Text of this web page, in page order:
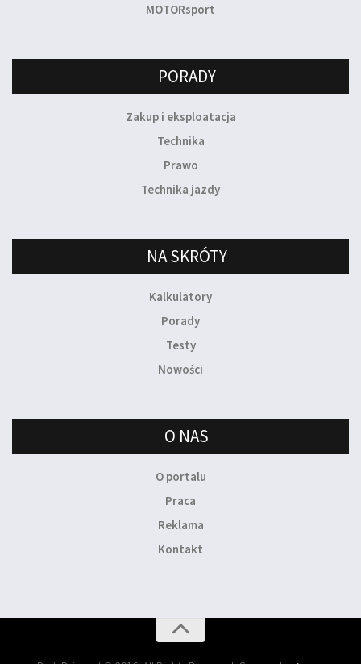
MOTORsport
PORADY
Zakup i eksploatacja
Technika
Prawo
Technika jazdy
NA SKRÓTY
Kalkulatory
Porady
Testy
Nowości
O NAS
O portalu
Praca
Reklama
Kontakt